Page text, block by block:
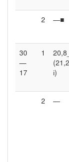
2 —■
30
—
17
1
і)
2 —